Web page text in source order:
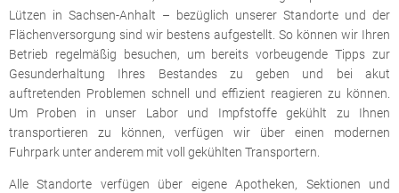
Lützen in Sachsen-Anhalt – bezüglich unserer Standorte und der
Flächenversorgung sind wir bestens aufgestellt. So können wir Ihren
Betrieb regelmäßig besuchen, um bereits vorbeugende Tipps zur
Gesunderhaltung Ihres Bestandes zu geben und bei akut
auftretenden Problemen schnell und effizient reagieren zu können.
Um Proben in unser Labor und Impfstoffe gekühlt zu Ihnen
transportieren zu können, verfügen wir über einen modernen
Fuhrpark unter anderem mit voll gekühlten Transportern.
Alle Standorte verfügen über eigene Apotheken, Sektionen und